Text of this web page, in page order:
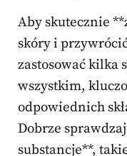
Aby skutecznie
skóry i
zastosować kilka
wszystkim,
odpowiednich
Dobrze
substancje**,